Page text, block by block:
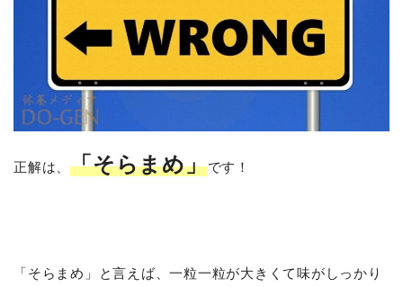
正解は、「そらまめ」です！
「そらまめ」と言えば、一粒一粒が大きくて味がしっかり